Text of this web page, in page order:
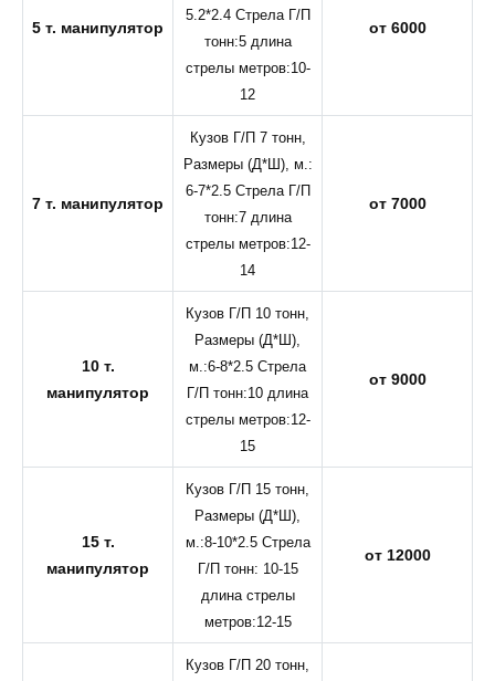
5 т. манипулятор
5.2*2.4 Стрела Г/П
тонн:5 длина
стрелы метров:10-
12
от 6000
7 т. манипулятор
Кузов Г/П 7 тонн,
Размеры (Д*Ш), м.:
6-7*2.5 Стрела Г/П
тонн:7 длина
стрелы метров:12-
14
от 7000
10 т.
манипулятор
Кузов Г/П 10 тонн,
Размеры (Д*Ш),
м.:6-8*2.5 Стрела
Г/П тонн:10 длина
стрелы метров:12-
15
от 9000
15 т.
манипулятор
Кузов Г/П 15 тонн,
Размеры (Д*Ш),
м.:8-10*2.5 Стрела
Г/П тонн: 10-15
длина стрелы
метров:12-15
от 12000
Кузов Г/П 20 тонн,